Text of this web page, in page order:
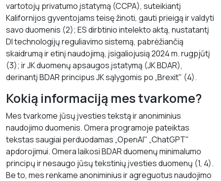
vartotojų privatumo įstatymą (CCPA), suteikiantį
Kalifornijos gyventojams teisę žinoti, gauti prieigą ir valdyti
savo duomenis (2); ES dirbtinio intelekto aktą, nustatantį
DI technologijų reguliavimo sistemą, pabrėžiančią
skaidrumą ir etinį naudojimą, įsigaliojusią 2024 m. rugpjūtį
(3); ir JK duomenų apsaugos įstatymą (JK BDAR),
derinantį BDAR principus JK sąlygomis po „Brexit" (4).
Kokią informaciją mes tvarkome?
Mes tvarkome jūsų įvesties tekstą ir anoniminius
naudojimo duomenis. Omera programoje pateiktas
tekstas saugiai perduodamas „OpenAI" „ChatGPT"
apdorojimui. Omera laikosi BDAR duomenų minimalumo
principų ir nesaugo jūsų tekstinių įvesties duomenų (1, 4).
Be to, mes renkame anoniminius ir agreguotus naudojimo